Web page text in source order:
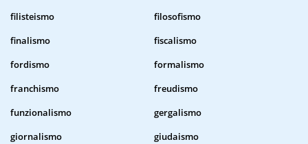
filisteismo
filosofismo
finalismo
fiscalismo
fordismo
formalismo
franchismo
freudismo
funzionalismo
gergalismo
giornalismo
giudaismo